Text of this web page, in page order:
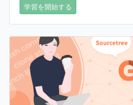
学習を開始する